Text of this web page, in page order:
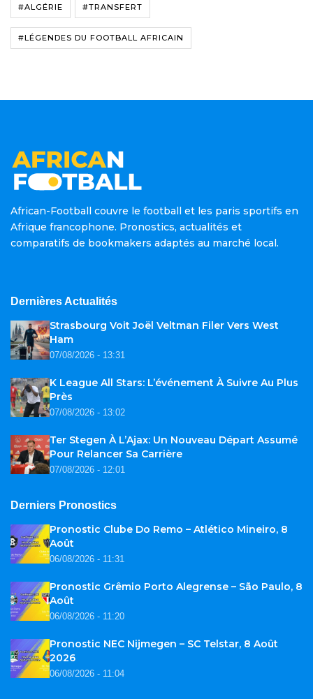
#ALGÉRIE #TRANSFERT
#LÉGENDES DU FOOTBALL AFRICAIN
African-Football couvre le football et les paris sportifs en
Afrique francophone. Pronostics, actualités et
comparatifs de bookmakers adaptés au marché local.
Dernières Actualités
Strasbourg Voit Joël Veltman Filer Vers West
Ham
07/08/2026 - 13:31
K League All Stars: L’événement À Suivre Au Plus
Près
07/08/2026 - 13:02
Ter Stegen À L’Ajax: Un Nouveau Départ Assumé
Pour Relancer Sa Carrière
07/08/2026 - 12:01
Derniers Pronostics
Pronostic Clube Do Remo – Atlético Mineiro, 8
Août
06/08/2026 - 11:31
Pronostic Grêmio Porto Alegrense – São Paulo, 8
Août
06/08/2026 - 11:20
Pronostic NEC Nijmegen – SC Telstar, 8 Août
2026
06/08/2026 - 11:04